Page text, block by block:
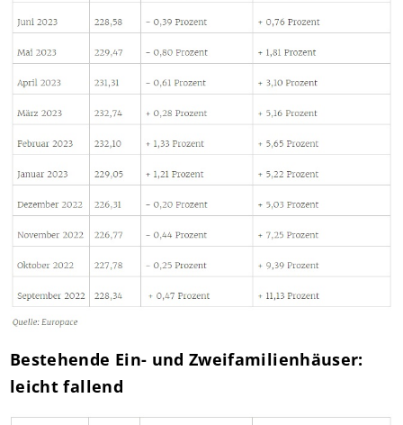
Bestehende Ein- und Zweifamilienhäuser:
leicht fallend